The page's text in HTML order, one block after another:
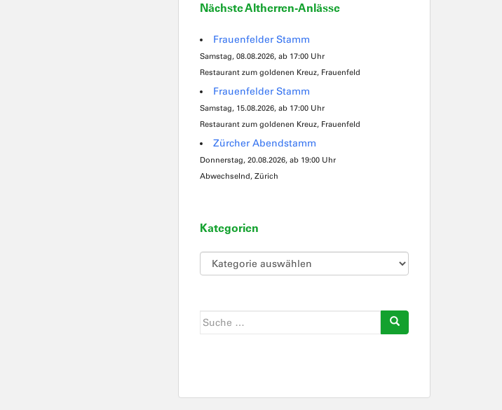
Nächste Altherren-Anlässe
Frauenfelder Stamm
Samstag, 08.08.2026, ab 17:00 Uhr
Restaurant zum goldenen Kreuz, Frauenfeld
Frauenfelder Stamm
Samstag, 15.08.2026, ab 17:00 Uhr
Restaurant zum goldenen Kreuz, Frauenfeld
Zürcher Abendstamm
Donnerstag, 20.08.2026, ab 19:00 Uhr
Abwechselnd, Zürich
Kategorien
Kategorien
Suche